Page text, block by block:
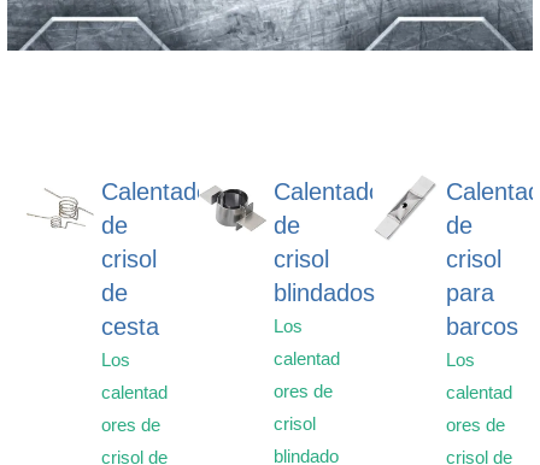
Calentadores
de
crisol
de
cesta
Los
calentad
ores de
crisol de
Calentadores
de
crisol
blindados
Los
calentad
ores de
crisol
blindado
de
crisol
para
barcos
Los
calentad
ores de
crisol de